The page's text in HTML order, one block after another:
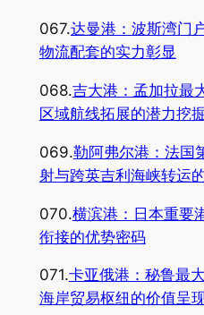
067.达曼港：波斯湾门
物流配套的实力彰显
068.吉大港：孟加拉最
区域航线拓展的潜力挖
069.勒阿弗尔港：法国
射与跨英吉利海峡转运
070.横滨港：日本重要
衔接的优势密码
071.卡亚俄港：秘鲁最
海岸贸易枢纽的价值呈